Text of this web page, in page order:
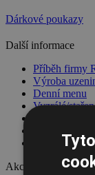
Dárkové poukazy
Další informace
Příběh firmy
Výroba
Denní menu
Vyzrálé/
Sponzorujeme
Akce